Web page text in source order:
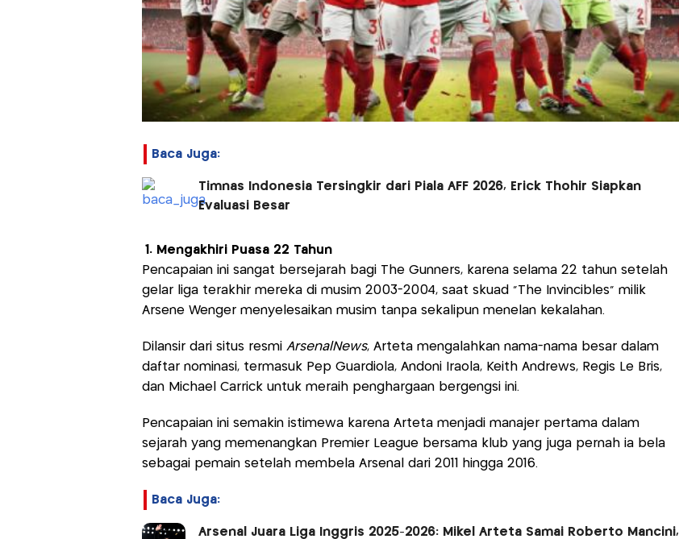
Baca Juga:
Timnas Indonesia Tersingkir dari Piala AFF 2026, Erick Thohir Siapkan
Evaluasi Besar
1. Mengakhiri Puasa 22 Tahun
Pencapaian ini sangat bersejarah bagi The Gunners, karena selama 22 tahun setelah
gelar liga terakhir mereka di musim 2003-2004, saat skuad "The Invincibles" milik
Arsene Wenger menyelesaikan musim tanpa sekalipun menelan kekalahan.
Dilansir dari situs resmi ArsenalNews, Arteta mengalahkan nama-nama besar dalam
daftar nominasi, termasuk Pep Guardiola, Andoni Iraola, Keith Andrews, Regis Le Bris,
dan Michael Carrick untuk meraih penghargaan bergengsi ini.
Pencapaian ini semakin istimewa karena Arteta menjadi manajer pertama dalam
sejarah yang memenangkan Premier League bersama klub yang juga pernah ia bela
sebagai pemain setelah membela Arsenal dari 2011 hingga 2016.
Baca Juga:
Arsenal Juara Liga Inggris 2025-2026: Mikel Arteta Samai Roberto Mancini,